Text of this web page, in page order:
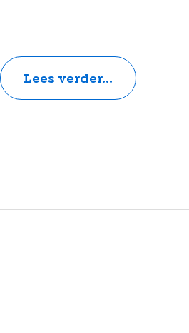
Lees verder...